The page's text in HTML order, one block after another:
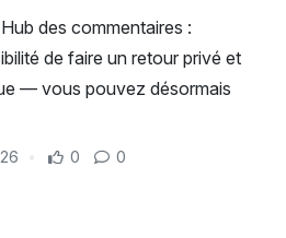
des commentaires :
de faire un retour privé et
— vous pouvez désormais
0 0